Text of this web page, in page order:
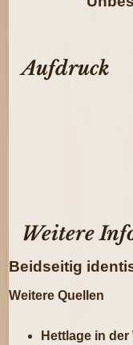
Aufdruck
Weitere
Beidseitig
Weitere Quellen
Hettlage in